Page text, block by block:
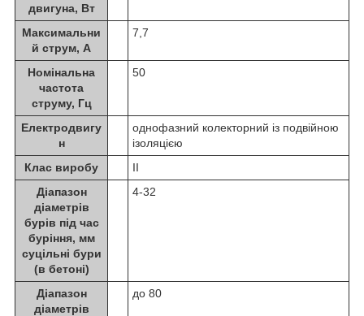
двигуна, Вт
Максимальни
й струм, А
7,7
Номінальна
частота
струму, Гц
50
Електродвигу
н
однофазний колекторний із подвійною
ізоляцією
Клас виробу
II
Діапазон
діаметрів
бурів під час
буріння, мм
суцільні бури
(в бетоні)
4-32
Діапазон
діаметрів
до 80